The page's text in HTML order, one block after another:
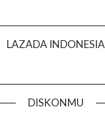
LAZADA INDONESIA
DISKONMU